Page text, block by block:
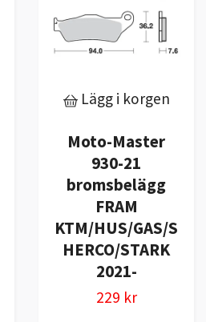
Lägg i korgen
Moto-Master
930-21
bromsbelägg
FRAM
KTM/HUS/GAS/S
HERCO/STARK
2021-
229 kr